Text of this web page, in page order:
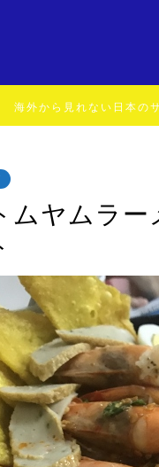
海外から見れない日本の
ムヤムラー